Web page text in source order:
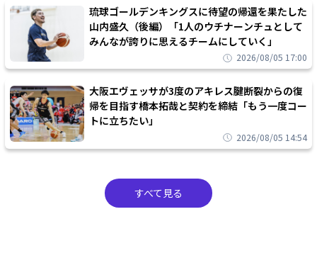
琉球ゴールデンキングスに待望の帰還を果たした
山内盛久（後編）「1人のウチナーンチュとして
みんなが誇りに思えるチームにしていく」
2026/08/05 17:00
大阪エヴェッサが3度のアキレス腱断裂からの復
帰を目指す橋本拓哉と契約を締結「もう一度コー
トに立ちたい」
2026/08/05 14:54
すべて見る